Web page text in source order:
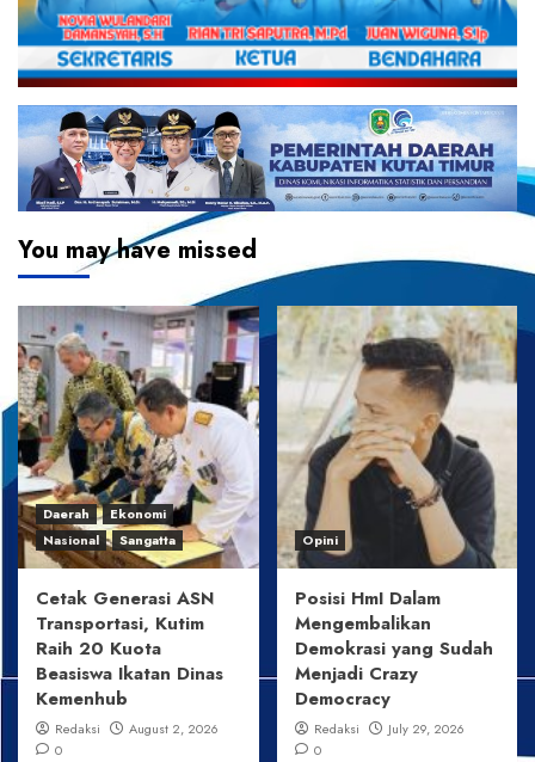
You may have missed
Daerah
Ekonomi
Nasional
Sangatta
Cetak Generasi ASN
Transportasi, Kutim
Raih 20 Kuota
Beasiswa Ikatan Dinas
Kemenhub
Redaksi
August 2, 2026
0
Opini
Posisi HmI Dalam
Mengembalikan
Demokrasi yang Sudah
Menjadi Crazy
Democracy
Redaksi
July 29, 2026
0